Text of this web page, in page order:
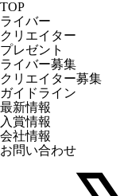
TOP
ライバー
クリエイター
プレゼント
ライバー募集
クリエイター募集
ガイドライン
最新情報
入賞情報
会社情報
お問い合わせ